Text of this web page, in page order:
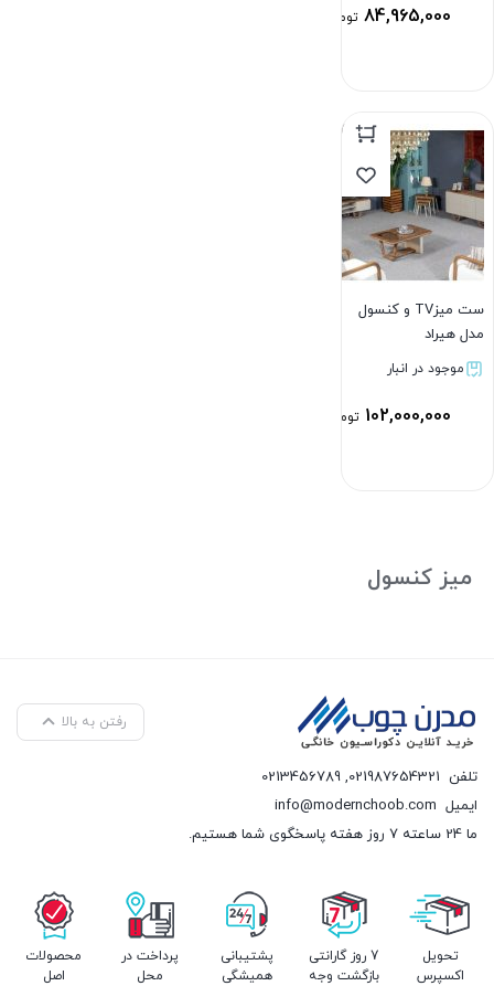
84,965,000 تومان
ست میزTV و کنسول
مدل هیراد
موجود در انبار
102,000,000 تومان
میز کنسول
رفتن به بالا
تلفن 021987654321
,
0213456789
ایمیل info@modernchoob.com
ما 24 ساعته 7 روز هفته پاسخگوی شما هستیم.
تحویل
اکسپرس
7 روز گارانتی
بازگشت وجه
پشتیبانی
همیشگی
پرداخت در
محل
محصولات
اصل